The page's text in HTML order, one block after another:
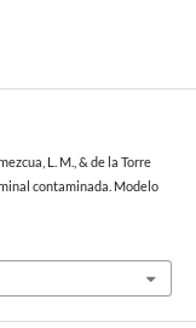
L. M., & de la Torre
contaminada. Modelo